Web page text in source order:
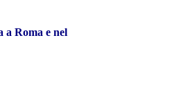
a Roma e nel